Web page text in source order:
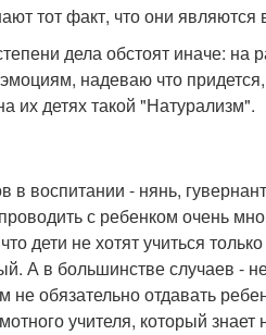
тот факт, что они
дела обстоят иначе: на
надеваю что
их детях такой "Натурализм".
воспитании - нянь,
с ребенком очень
дети не хотят учиться
А в большинстве случаев -
не обязательно отдавать
учителя, который